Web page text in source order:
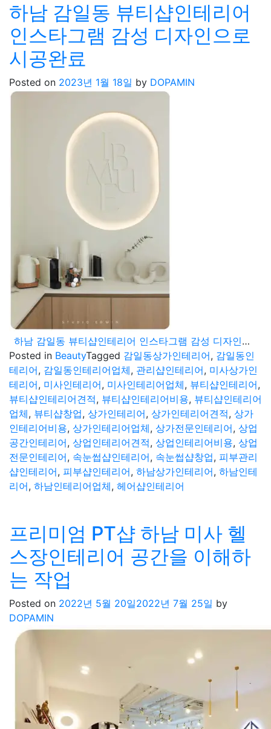
하남 감일동 뷰티샵인테리어
인스타그램 감성 디자인으로
시공완료
Posted on 2023년 1월 18일 by DOPAMIN
하남 감일동 뷰티샵인테리어 인스타그램 감성 디자인으로 시공완료
Posted in BeautyTagged 감일동상가인테리어, 감일동인
테리어, 감일동인테리어업체, 관리샵인테리어, 미사상가인
테리어, 미사인테리어, 미사인테리어업체, 뷰티샵인테리어,
뷰티샵인테리어견적, 뷰티샵인테리어비용, 뷰티샵인테리어
업체, 뷰티샵창업, 상가인테리어, 상가인테리어견적, 상가
인테리어비용, 상가인테리어업체, 상가전문인테리어, 상업
공간인테리어, 상업인테리어견적, 상업인테리어비용, 상업
전문인테리어, 속눈썹샵인테리어, 속눈썹샵창업, 피부관리
샵인테리어, 피부샵인테리어, 하남상가인테리어, 하남인테
리어, 하남인테리어업체, 헤어샵인테리어
프리미엄 PT샵 하남 미사 헬
스장인테리어 공간을 이해하
는 작업
Posted on 2022년 5월 20일2022년 7월 25일 by
DOPAMIN